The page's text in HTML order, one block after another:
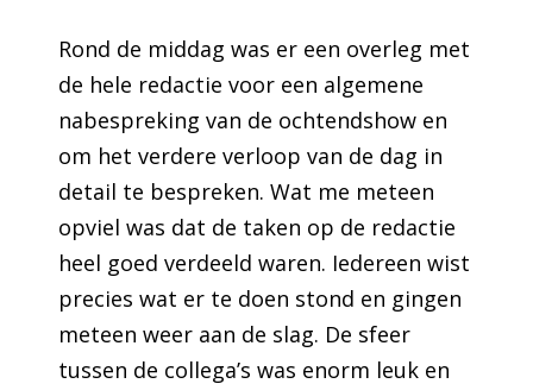
Rond de middag was er een overleg met
de hele redactie voor een algemene
nabespreking van de ochtendshow en
om het verdere verloop van de dag in
detail te bespreken. Wat me meteen
opviel was dat de taken op de redactie
heel goed verdeeld waren. Iedereen wist
precies wat er te doen stond en gingen
meteen weer aan de slag. De sfeer
tussen de collega’s was enorm leuk en